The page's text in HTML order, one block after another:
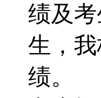
绩及
生，
绩。